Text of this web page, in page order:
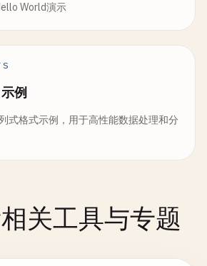
World演示
例
式格式示例，用于高性能数据处理和分
关工具与专题